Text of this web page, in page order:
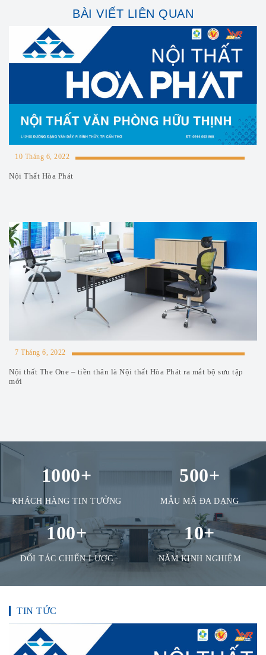
BÀI VIẾT LIÊN QUAN
10 Tháng 6, 2022
Nội Thất Hòa Phát
7 Tháng 6, 2022
Nội thất The One – tiền thân là Nội thất Hòa Phát ra mắt bộ sưu tập
mới
1000+
KHÁCH HÀNG TIN TƯỞNG
500+
MẪU MÃ ĐA DẠNG
100+
ĐỐI TÁC CHIẾN LƯỢC
10+
NĂM KINH NGHIỆM
TIN TỨC